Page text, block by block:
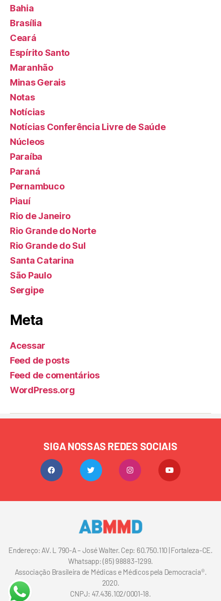
Bahia
Brasília
Ceará
Espírito Santo
Maranhão
Minas Gerais
Notas
Notícias
Notícias Conferência Livre de Saúde
Núcleos
Paraíba
Paraná
Pernambuco
Piauí
Rio de Janeiro
Rio Grande do Norte
Rio Grande do Sul
Santa Catarina
São Paulo
Sergipe
Meta
Acessar
Feed de posts
Feed de comentários
WordPress.org
SIGA NOSSAS REDES SOCIAIS
Endereço: AV. L 790-A – José Walter. Cep: 60.750.110 | Fortaleza-CE.
Whatsapp: (85) 98883-1299.
Associação Brasileira de Médicas e Médicos pela Democracia®.
2020.
CNPJ: 47.436.102/0001-18.